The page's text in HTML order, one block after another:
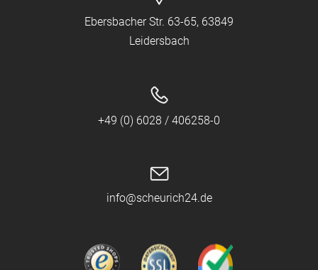
Ebersbacher Str. 63-65, 63849
Leidersbach
+49 (0) 6028 / 406258-0
info@scheurich24.de